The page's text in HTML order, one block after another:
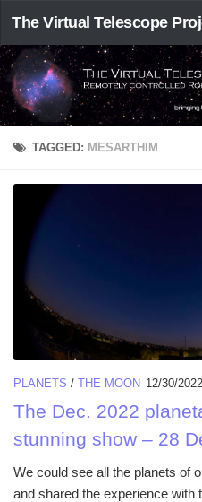
The Virtual Telescope
TAGGED: MESARTHIM
PLANETS / THE MOON 12/30/2022
The Dec. 2022
stunning show – 28
We could see all the planets of
and shared the experience